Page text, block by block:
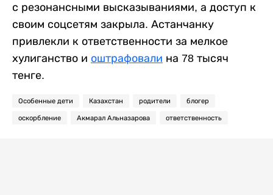
с резонансными высказываниями, а доступ к
своим соцсетям закрыла. Астанчанку
привлекли к ответственности за мелкое
хулиганство и оштрафовали на 78 тысяч
тенге.
Особенные дети Казахстан родители блогер
оскорбление Акмарал Альназарова ответственность